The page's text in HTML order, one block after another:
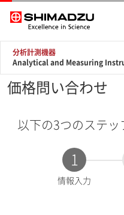
分析計測機器
Analytical and Measuring
価格問い合わせ
以下の3つのステッ
1
現
情報入力